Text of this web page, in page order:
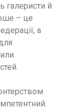
галеристи й
– це
а